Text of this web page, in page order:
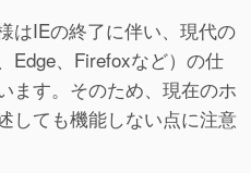
はIEの終了に伴い、現代の
Edge、Firefoxなど）の仕
ます。そのため、現在のホ
しても機能しない点に注意